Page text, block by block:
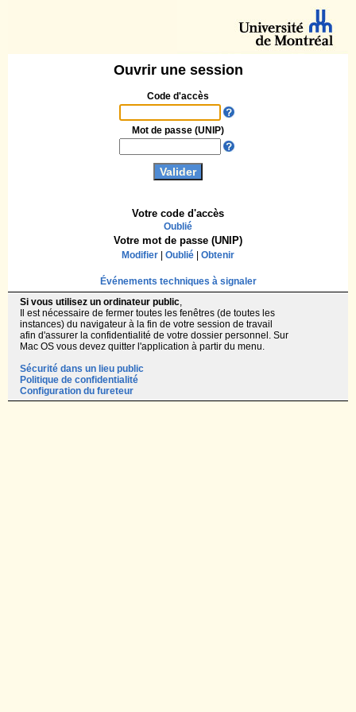
Ouvrir une session
Code d'accès
Votre code d'accès
Oublié
Mot de passe (UNIP)
Votre mot de passe (UNIP)
Modifier Oublié Obtenir
Événements techniques à signaler
Si vous utilisez un ordinateur public,
Il est nécessaire de fermer toutes les fenêtres (de toutes les
instances) du navigateur à la fin de votre session de travail
afin d'assurer la confidentialité de votre dossier personnel. Sur
Mac OS vous devez quitter l'application à partir du menu.
Sécurité dans un lieu public
Politique de confidentialité
Configuration du fureteur